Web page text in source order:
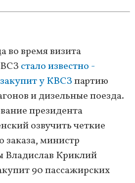
во время визита
стало известно -
у КВСЗпартию
и дизельные поезда.
президента
озвучить четкие
министр
Владислав Криклий
90 пассажирских